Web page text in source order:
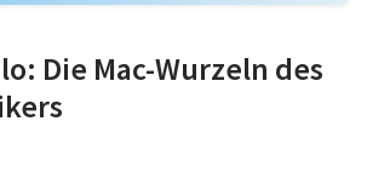
Die Mac-Wurzeln des